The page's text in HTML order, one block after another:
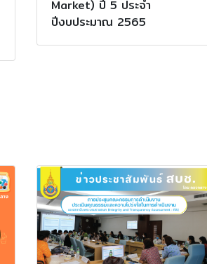
Market) ปี 5 ประจำ
ปีงบประมาณ 2565